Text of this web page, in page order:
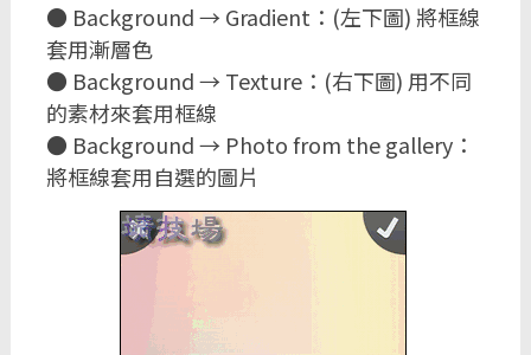
● Background → Gradient：(左下圖) 將框線
套用漸層色
● Background → Texture：(右下圖) 用不同
的素材來套用框線
● Background → Photo from the gallery：
將框線套用自選的圖片